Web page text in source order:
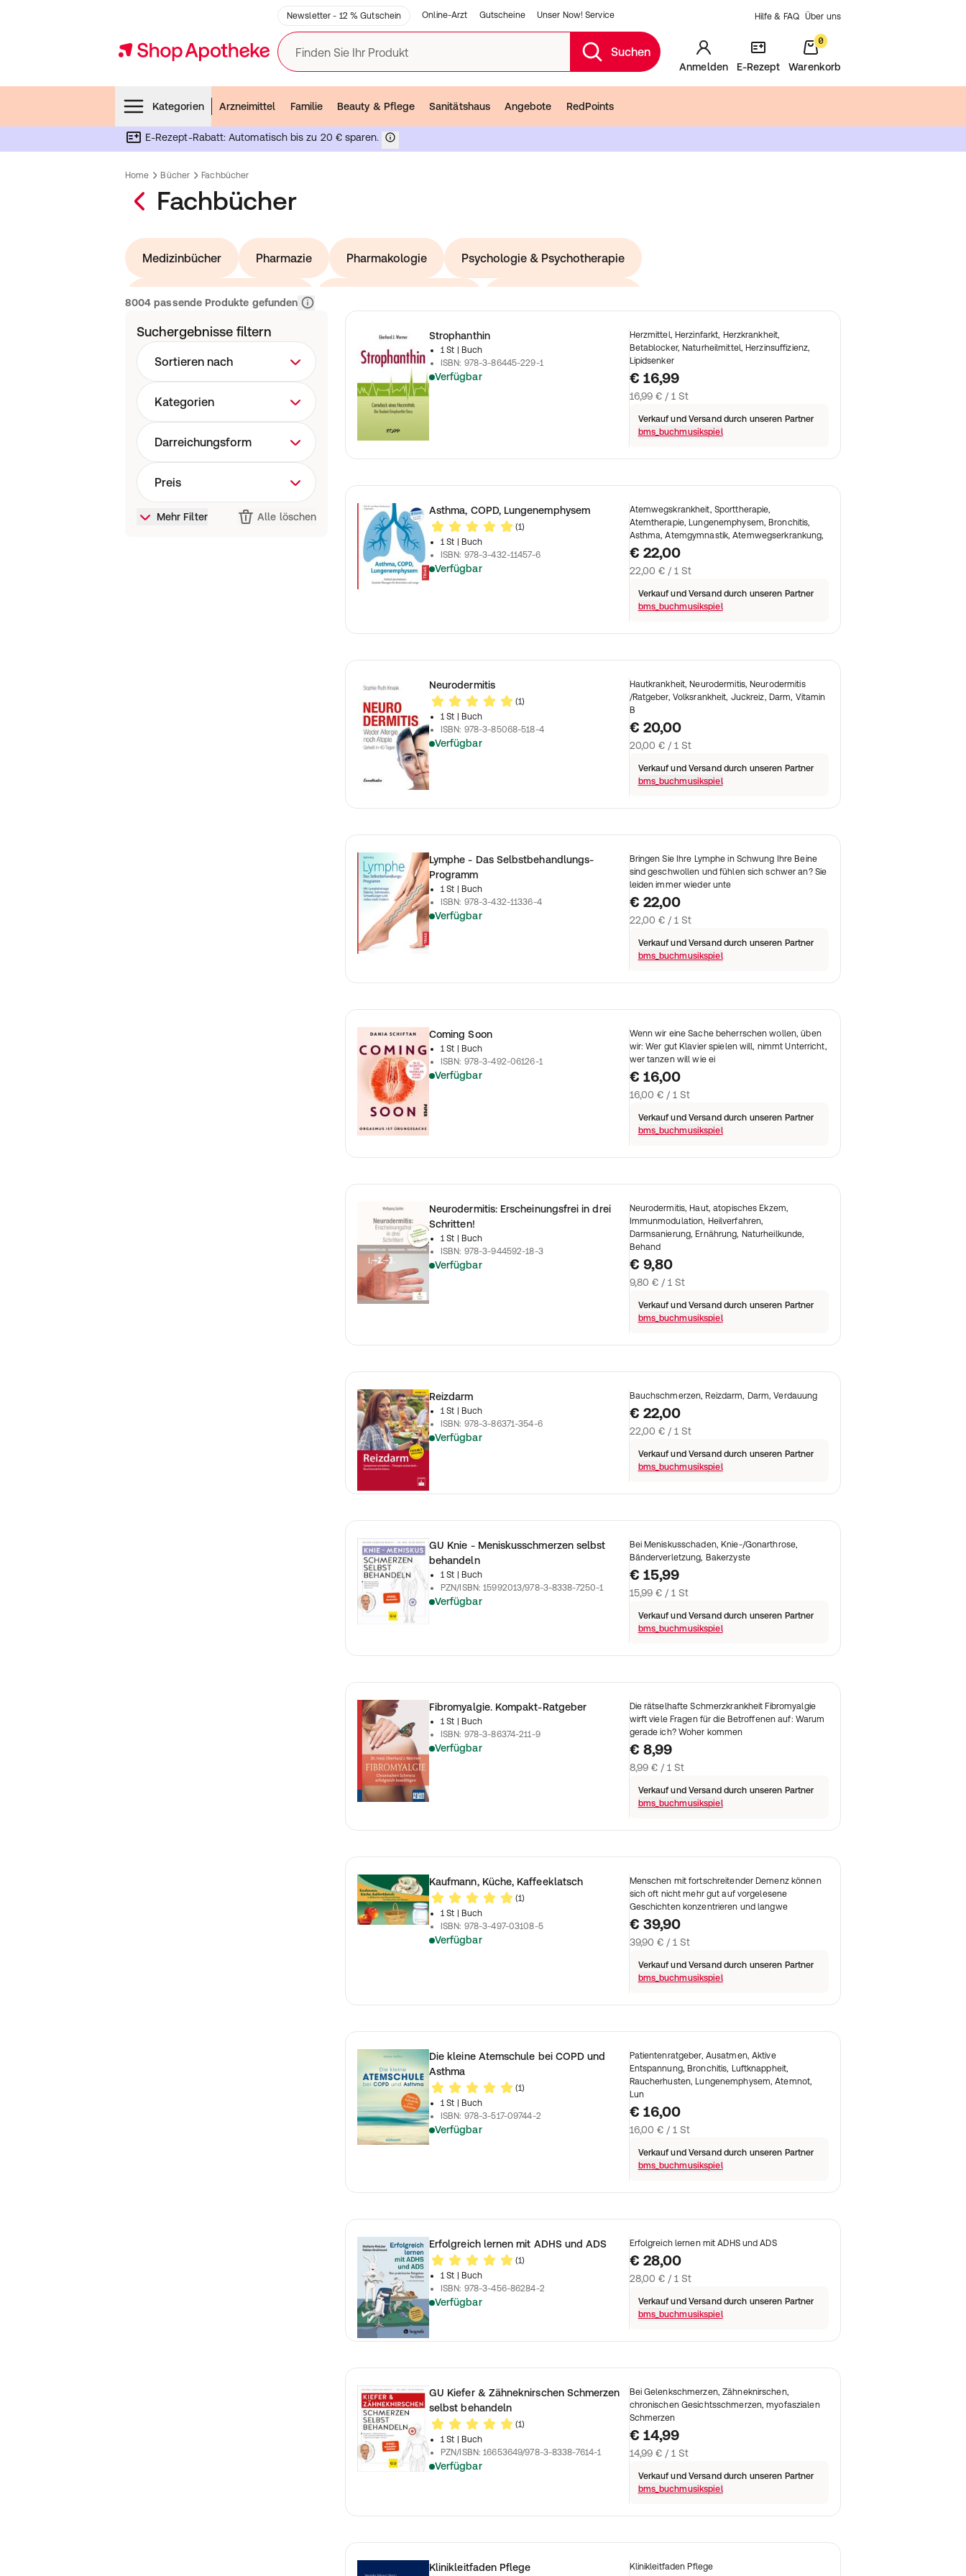
Newsletter - 12 % Gutschein Online-Arzt Gutscheine Unser Now! Service Hilfe & FAQ Über uns
Finden Sie Ihr Produkt Suchen
Anmelden E-Rezept
0
Warenkorb
Kategorien
Arzneimittel Familie Beauty & Pflege Sanitätshaus Angebote RedPoints
E-Rezept-Rabatt: Automatisch bis zu 20 € sparen.
Home Bücher Fachbücher
Fachbücher
Medizinbücher Pharmazie Pharmakologie Psychologie & Psychotherapie
Physiologie & Physiotherapie
Palliativpflege & -medizin Rehabilitation & regenerative Medizin Onkologie
Gesundheitssystem & Gesundheitswesen
8004 passende Produkte gefundenRelevanz
Suchergebnisse filtern
Sortieren nach
Kategorien
Darreichungsform
Preis
Mehr Filter Alle löschen
Strophanthin
1 St
| Buch
ISBN: 978-3-86445-229-1
Verfügbar
Herzmittel, Herzinfarkt, Herzkrankheit,
Betablocker, Naturheilmittel, Herzinsuffizienz,
Lipidsenker
€ 16,99
16,99 € / 1 St
Verkauf und Versand durch unseren Partner
bms_buchmusikspiel
Asthma, COPD, Lungenemphysem
(1)
1 St
| Buch
ISBN: 978-3-432-11457-6
Verfügbar
Atemwegskrankheit, Sporttherapie,
Atemtherapie, Lungenemphysem, Bronchitis,
Asthma, Atemgymnastik, Atemwegserkrankung,
€ 22,00
22,00 € / 1 St
Verkauf und Versand durch unseren Partner
bms_buchmusikspiel
Neurodermitis
(1)
1 St
| Buch
ISBN: 978-3-85068-518-4
Verfügbar
Hautkrankheit, Neurodermitis, Neurodermitis
/Ratgeber, Volksrankheit, Juckreiz, Darm, Vitamin
B
€ 20,00
20,00 € / 1 St
Verkauf und Versand durch unseren Partner
bms_buchmusikspiel
Lymphe - Das Selbstbehandlungs-
Programm
1 St
| Buch
ISBN: 978-3-432-11336-4
Verfügbar
Bringen Sie Ihre Lymphe in Schwung Ihre Beine
sind geschwollen und fühlen sich schwer an? Sie
leiden immer wieder unte
€ 22,00
22,00 € / 1 St
Verkauf und Versand durch unseren Partner
bms_buchmusikspiel
Coming Soon
1 St
| Buch
ISBN: 978-3-492-06126-1
Verfügbar
Wenn wir eine Sache beherrschen wollen, üben
wir: Wer gut Klavier spielen will, nimmt Unterricht,
wer tanzen will wie ei
€ 16,00
16,00 € / 1 St
Verkauf und Versand durch unseren Partner
bms_buchmusikspiel
Neurodermitis: Erscheinungsfrei in drei
Schritten!
1 St
| Buch
ISBN: 978-3-944592-18-3
Verfügbar
Neurodermitis, Haut, atopisches Ekzem,
Immunmodulation, Heilverfahren,
Darmsanierung, Ernährung, Naturheilkunde,
Behand
€ 9,80
9,80 € / 1 St
Verkauf und Versand durch unseren Partner
bms_buchmusikspiel
Reizdarm
1 St
| Buch
ISBN: 978-3-86371-354-6
Verfügbar
Bauchschmerzen, Reizdarm, Darm, Verdauung
€ 22,00
22,00 € / 1 St
Verkauf und Versand durch unseren Partner
bms_buchmusikspiel
GU Knie - Meniskusschmerzen selbst
behandeln
1 St
| Buch
PZN/ISBN:15992013/978-3-8338-7250-1
Verfügbar
Bei Meniskusschaden, Knie-/Gonarthrose,
Bänderverletzung, Bakerzyste
€ 15,99
15,99 € / 1 St
Verkauf und Versand durch unseren Partner
bms_buchmusikspiel
Fibromyalgie. Kompakt-Ratgeber
1 St
| Buch
ISBN: 978-3-86374-211-9
Verfügbar
Die rätselhafte Schmerzkrankheit Fibromyalgie
wirft viele Fragen für die Betroffenen auf: Warum
gerade ich? Woher kommen
€ 8,99
8,99 € / 1 St
Verkauf und Versand durch unseren Partner
bms_buchmusikspiel
Kaufmann, Küche, Kaffeeklatsch
(1)
1 St
| Buch
ISBN: 978-3-497-03108-5
Verfügbar
Menschen mit fortschreitender Demenz können
sich oft nicht mehr gut auf vorgelesene
Geschichten konzentrieren und langwe
€ 39,90
39,90 € / 1 St
Verkauf und Versand durch unseren Partner
bms_buchmusikspiel
Die kleine Atemschule bei COPD und
Asthma
(1)
1 St
| Buch
ISBN: 978-3-517-09744-2
Verfügbar
Patientenratgeber, Ausatmen, Aktive
Entspannung, Bronchitis, Luftknappheit,
Raucherhusten, Lungenemphysem, Atemnot,
Lun
€ 16,00
16,00 € / 1 St
Verkauf und Versand durch unseren Partner
bms_buchmusikspiel
Erfolgreich lernen mit ADHS und ADS
(1)
1 St
| Buch
ISBN: 978-3-456-86284-2
Verfügbar
Erfolgreich lernen mit ADHS und ADS
€ 28,00
28,00 € / 1 St
Verkauf und Versand durch unseren Partner
bms_buchmusikspiel
GU Kiefer & Zähneknirschen Schmerzen
selbst behandeln
(1)
1 St
| Buch
PZN/ISBN:16653649/978-3-8338-7614-1
Verfügbar
Bei Gelenkschmerzen, Zähneknirschen,
chronischen Gesichtsschmerzen, myofaszialen
Schmerzen
€ 14,99
14,99 € / 1 St
Verkauf und Versand durch unseren Partner
bms_buchmusikspiel
Klinikleitfaden Pflege Klinikleitfaden Pflege